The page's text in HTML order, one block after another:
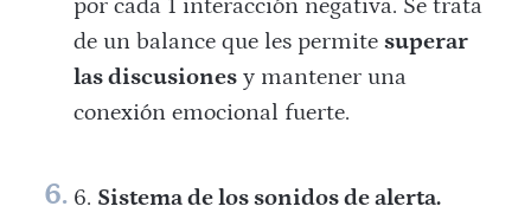
por cada 1 interacción negativa. Se trata
de un balance que les permite superar
las discusionesy mantener una
conexión emocional fuerte.
Sistema de los sonidos de alerta.